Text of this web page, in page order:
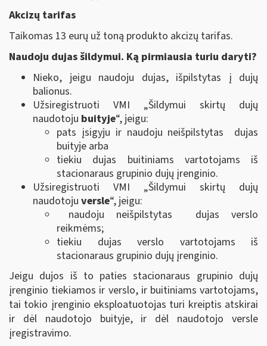
Akcizų tarifas
Taikomas 13 eurų už toną produkto akcizų tarifas.
Naudoju dujas šildymui. Ką pirmiausia turiu daryti?
Nieko, jeigu naudoju dujas, išpilstytas į dujų
balionus.
Užsiregistruoti VMI „Šildymui skirtų dujų
naudotoju buityje“, jeigu:
pats įsigyju ir naudoju neišpilstytas dujas
buityje arba
tiekiu dujas buitiniams vartotojams iš
stacionaraus grupinio dujų įrenginio.
Užsiregistruoti VMI „Šildymui skirtų dujų
naudotoju versle“, jeigu:
naudoju neišpilstytas dujas verslo
reikmėms;
tiekiu dujas verslo vartotojams iš
stacionaraus grupinio dujų įrenginio.
Jeigu dujos iš to paties stacionaraus grupinio dujų
įrenginio tiekiamos ir verslo, ir buitiniams vartotojams,
tai tokio įrenginio eksploatuotojas turi kreiptis atskirai
ir dėl naudotojo buityje, ir dėl naudotojo versle
įregistravimo.